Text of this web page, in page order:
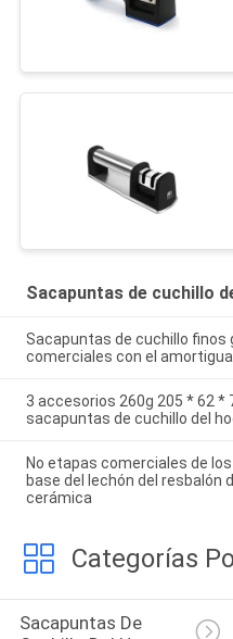
Sacapuntas de cuchillo
Sacapuntas de cuchillo
comerciales con el
3 accesorios 260g 205 * 62 *
sacapuntas de cuchillo del
No etapas comerciales de
base del lechón del resbalón
cerámica
Categorías
Sacapuntas De